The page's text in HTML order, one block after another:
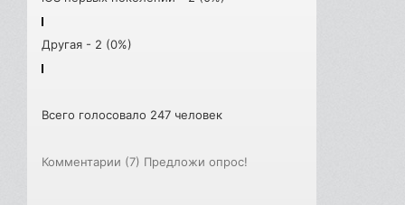
Другая - 2 (0%)
Всего голосовало 247 человек
Комментарии (7) Предложи опрос!